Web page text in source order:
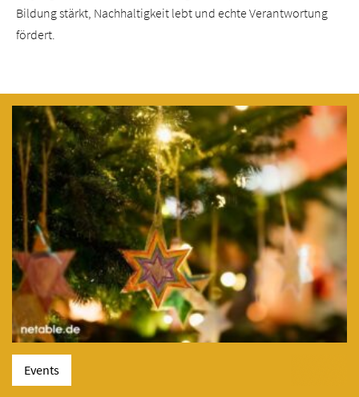
Bildung stärkt, Nachhaltigkeit lebt und echte Verantwortung
fördert.
Events